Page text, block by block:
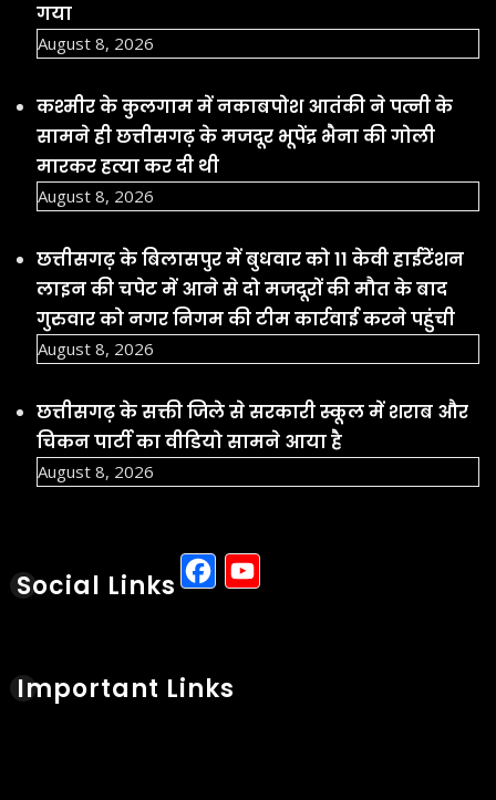
गया
August 8, 2026
कश्मीर के कुलगाम में नकाबपोश आतंकी ने पत्नी के
सामने ही छत्तीसगढ़ के मजदूर भूपेंद्र भैना की गोली
मारकर हत्या कर दी थी
August 8, 2026
छत्तीसगढ़ के बिलासपुर में बुधवार को 11 केवी हाईटेंशन
लाइन की चपेट में आने से दो मजदूरों की मौत के बाद
गुरुवार को नगर निगम की टीम कार्रवाई करने पहुंची
August 8, 2026
छत्तीसगढ़ के सक्ती जिले से सरकारी स्कूल में शराब और
चिकन पार्टी का वीडियो सामने आया है
August 8, 2026
Social Links Facebook
Important Links